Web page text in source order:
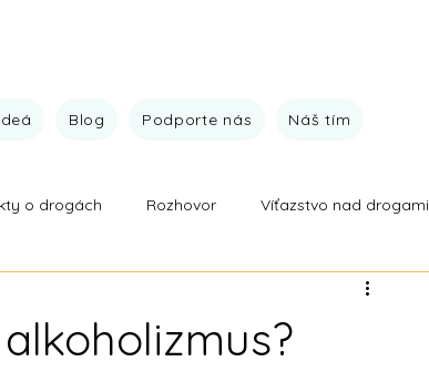
Blog Podporte nás Náš tím
o drogách Rozhovor Víťazstvo nad drogami
O nás